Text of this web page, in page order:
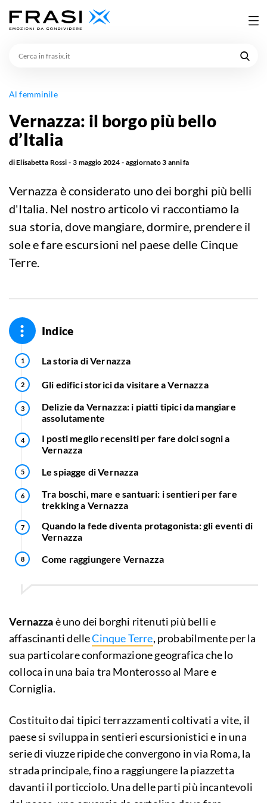
Al femminile
Vernazza: il borgo più bello
d’Italia
diElisabetta Rossi 3 maggio 2024 aggiornato3 anni fa
Vernazza è considerato uno dei borghi più belli
d'Italia. Nel nostro articolo vi raccontiamo la
sua storia, dove mangiare, dormire, prendere il
sole e fare escursioni nel paese delle Cinque
Terre.
Indice
La storia di Vernazza
Gli edifici storici da visitare a Vernazza
Delizie da Vernazza: i piatti tipici da mangiare
assolutamente
I posti meglio recensiti per fare dolci sogni a
Vernazza
Le spiagge di Vernazza
Tra boschi, mare e santuari: i sentieri per fare
trekking a Vernazza
Quando la fede diventa protagonista: gli eventi di
Vernazza
Come raggiungere Vernazza
Vernazzaè uno dei borghi ritenuti più belli e
affascinanti delleCinque Terre, probabilmente per la
sua particolare conformazione geografica che lo
colloca in una baia tra Monterosso al Mare e
Corniglia.
Costituito dai tipici terrazzamenti coltivati a vite, il
paese si sviluppa in sentieri escursionistici e in una
serie di viuzze ripide che convergono in via Roma, la
strada principale, fino a raggiungere la piazzetta
davanti il porticciolo. Una delle parti più incantevoli